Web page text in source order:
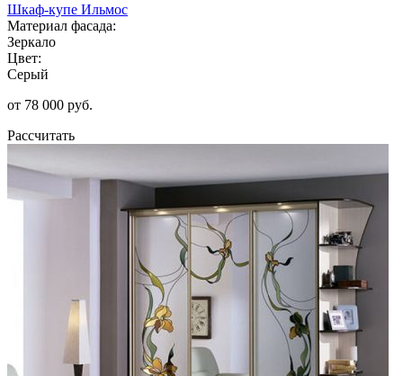
Шкаф-купе Ильмос
Материал фасада:
Зеркало
Цвет:
Серый
от 78 000 руб.
Рассчитать